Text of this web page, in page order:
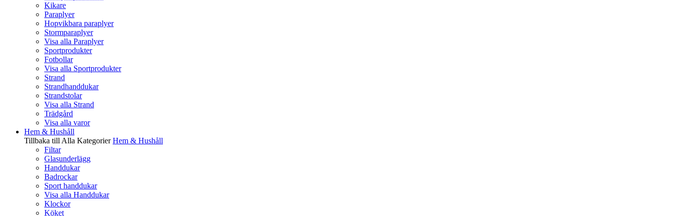
Kikare
Paraplyer
Hopvikbara paraplyer
Stormparaplyer
Visa alla Paraplyer
Sportprodukter
Fotbollar
Visa alla Sportprodukter
Strand
Strandhanddukar
Strandstolar
Visa alla Strand
Trädgård
Visa alla varor
Hem & Hushåll
Tillbaka till Alla Kategorier Hem & Hushåll
Filtar
Glasunderlägg
Handdukar
Badrockar
Sport handdukar
Visa alla Handdukar
Klockor
Köket